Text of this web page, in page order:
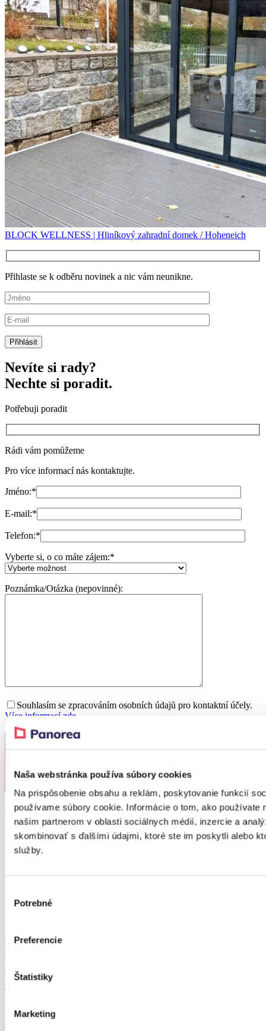
Naša webstránka používa súbory cookies
Na prispôsobenie obsahu a reklám, poskytovanie funkcií
používame súbory cookie. Informácie o tom, ako používate
našim partnerom v oblasti sociálnych médií, inzercie a
skombinovať s ďalšími údajmi, ktoré ste im poskytli alebo
služby.
súhlasu
Potrebné
Preferencie
Štatistiky
Marketing
BLOCK WELLNESS | Hliníkový zahradní domek / Hoheneich
Přihlaste se k odběru novinek a nic vám neunikne.
Nevíte si rady?
Nechte si poradit.
Potřebuji poradit
Rádi vám pomůžeme
Pro více informací nás kontaktujte.
Jméno:*
E-mail:*
Telefon:*
Vyberte si, o co máte zájem:*
Poznámka/Otázka (nepovinné):
Souhlasím se zpracováním osobních údajů pro kontaktní účely.
Více informací zde.
© 2026 Panorea. Všechna práva vyhrazena.
Přihlášení zákazníka
Partnerský program
Vrácení zboží z e-shopu
Reklamační formulář
Nastavení cookies
MONTÁŽ PO CELÉ ČESKÉ REPUBLICE, SLOVENSKU,
RAKOUSKU A MAĎARSKU
OBHLÍDKA ZDARMA
Tovární 40